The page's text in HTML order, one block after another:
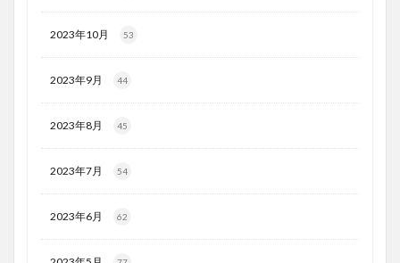
2023年10月 53
2023年9月 44
2023年8月 45
2023年7月 54
2023年6月 62